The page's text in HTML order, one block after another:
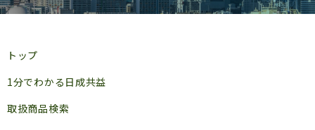
トップ
1分でわかる日成共益
取扱商品検索